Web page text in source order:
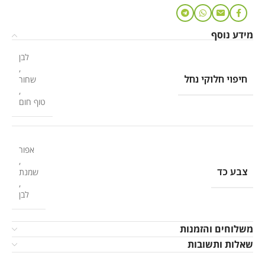
מידע נוסף
חיפוי חלוקי נחל
לבן
,
שחור
,
טוף חום
צבע כד
אפור
,
שמנת
,
לבן
משלוחים והזמנות
שאלות ותשובות